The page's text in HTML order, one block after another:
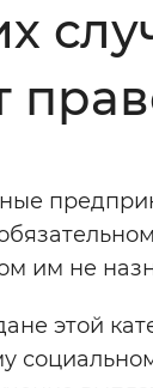
:
им не
этой